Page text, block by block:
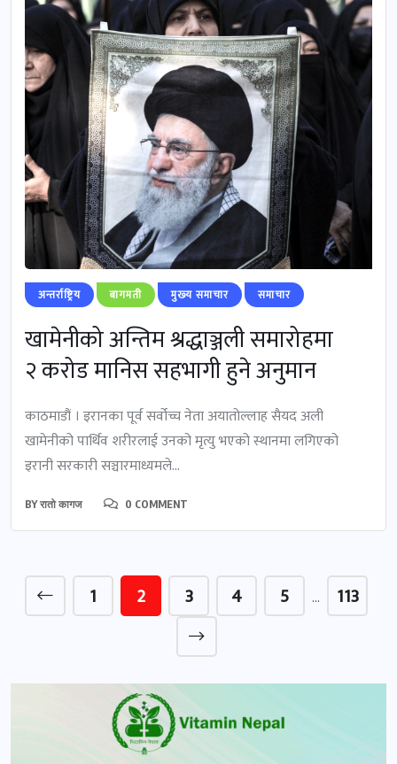
अन्तर्राष्ट्रिय बागमती मुख्‍य समाचार समाचार
खामेनीको अन्तिम श्रद्धाञ्जली समारोहमा
२ करोड मानिस सहभागी हुने अनुमान
काठमाडौं । इरानका पूर्व सर्वोच्च नेता अयातोल्लाह सैयद अली
खामेनीको पार्थिव शरीरलाई उनको मृत्यु भएको स्थानमा लगिएको
इरानी सरकारी सञ्चारमाध्यमले...
BYरातो कागज 0 COMMENT
1 2 3 4 5 … 113